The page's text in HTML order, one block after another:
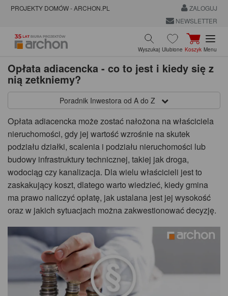
PROJEKTY DOMÓW - ARCHON.PL
ZALOGUJ
NEWSLETTER
Wyszukaj Ulubione Koszyk Menu
Opłata adiacencka - co to jest i kiedy się z
nią zetkniemy?
Poradnik Inwestora od A do Z
Opłata adiacencka może zostać nałożona na właściciela
nieruchomości, gdy jej wartość wzrośnie na skutek
podziału działki, scalenia i podziału nieruchomości lub
budowy infrastruktury technicznej, takiej jak droga,
wodociąg czy kanalizacja. Dla wielu właścicieli jest to
zaskakujący koszt, dlatego warto wiedzieć, kiedy gmina
ma prawo naliczyć opłatę, jak ustalana jest jej wysokość
oraz w jakich sytuacjach można zakwestionować decyzję.